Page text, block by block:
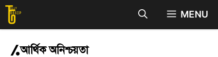
Skip
content
MENU
আর্থিক অনিশ্চয়তা